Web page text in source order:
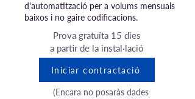
d'automatització per a volums mensuals
baixos i no gaire codificacions.
Prova gratuïta 15 dies
a partir de la instal·lació
Iniciar contractació
(Encara no posaràs dades